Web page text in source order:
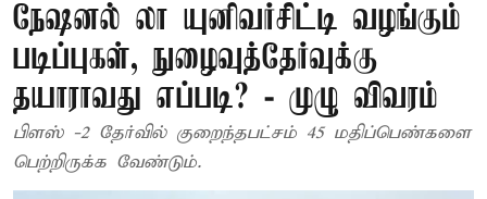
நேஷனல் லா யுனிவர்சிட்டி வழங்கும்
படிப்புகள், நுழைவுத்தேர்வுக்கு
தயாராவது எப்படி? - முழு விவரம்
பிளஸ் -2 தேர்வில் குறைந்தபட்சம் 45 மதிப்பெண்களை
பெற்றிருக்க வேண்டும்.